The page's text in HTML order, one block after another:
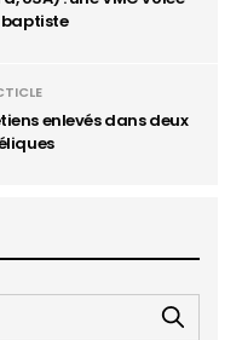
baptiste
enlevés dans deux